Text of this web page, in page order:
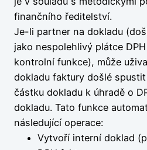
finančního ředitelství.
Je-li partner na dokladu
jako nespolehlivý plátce
kontrolní funkce), může
dokladu faktury došlé
částku dokladu k úhradě o
dokladu. Tato funkce
následující operace:
Vytvoří interní doklad